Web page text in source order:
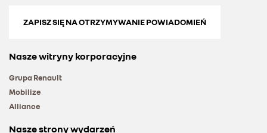
ZAPISZ SIĘ NA OTRZYMYWANIE POWIADOMIEŃ
Nasze witryny korporacyjne
Grupa Renault
Mobilize
Alliance
Nasze strony wydarzeń